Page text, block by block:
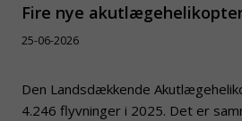
Fire nye
25-06-2026
Den Landsdækkende
4.246 flyvninger i 2025. Det er